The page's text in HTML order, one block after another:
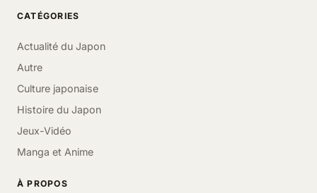
CATÉGORIES
Actualité du Japon
Autre
Culture japonaise
Histoire du Japon
Jeux-Vidéo
Manga et Anime
À PROPOS